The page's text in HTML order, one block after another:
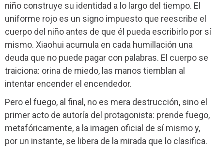
niño construye su identidad a lo largo del tiempo. El
uniforme rojo es un signo impuesto que reescribe el
cuerpo del niño antes de que él pueda escribirlo por sí
mismo. Xiaohui acumula en cada humillación una
deuda que no puede pagar con palabras. El cuerpo se
traiciona: orina de miedo, las manos tiemblan al
intentar encender el encendedor.
Pero el fuego, al final, no es mera destrucción, sino el
primer acto de autoría del protagonista: prende fuego,
metafóricamente, a la imagen oficial de sí mismo y,
por un instante, se libera de la mirada que lo clasifica.